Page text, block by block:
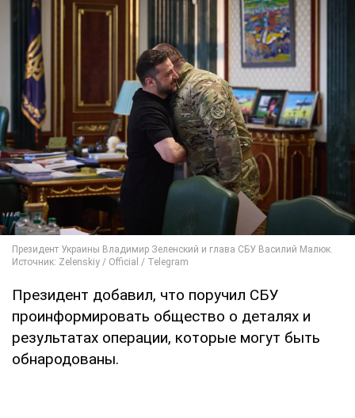
Президент добавил, что поручил СБУ
проинформировать общество о деталях и
результатах операции, которые могут быть
обнародованы.